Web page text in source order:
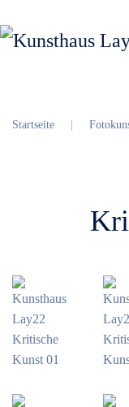
Startseite